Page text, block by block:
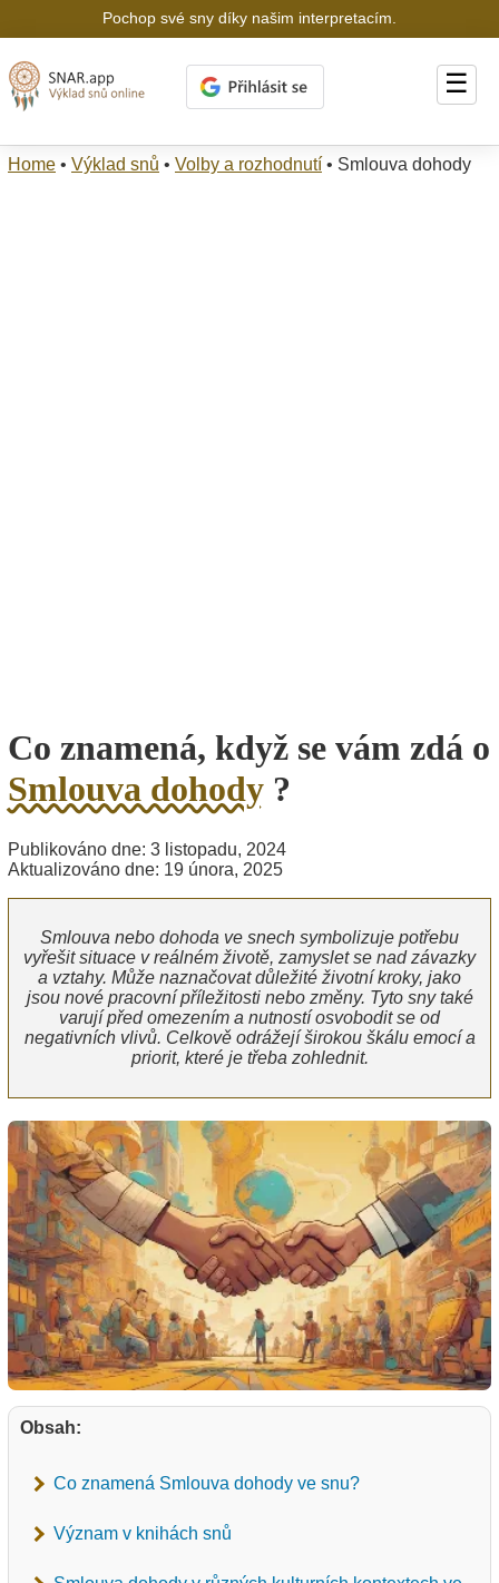
Pochop své sny díky našim interpretacím.
☰
Home • Výklad snů • Volby a rozhodnutí • Smlouva dohody
Co znamená, když se vám zdá o
Smlouva dohody ?
Publikováno dne: 3 listopadu, 2024
Aktualizováno dne: 19 února, 2025
Smlouva nebo dohoda ve snech symbolizuje potřebu
vyřešit situace v reálném životě, zamyslet se nad závazky
a vztahy. Může naznačovat důležité životní kroky, jako
jsou nové pracovní příležitosti nebo změny. Tyto sny také
varují před omezením a nutností osvobodit se od
negativních vlivů. Celkově odrážejí širokou škálu emocí a
priorit, které je třeba zohlednit.
Obsah:
Co znamená Smlouva dohody ve snu?
Význam v knihách snů